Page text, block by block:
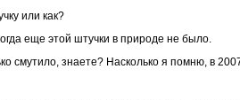
или как?
еще этой штучки в природе не было.
смутило, знаете? Насколько я помню, в